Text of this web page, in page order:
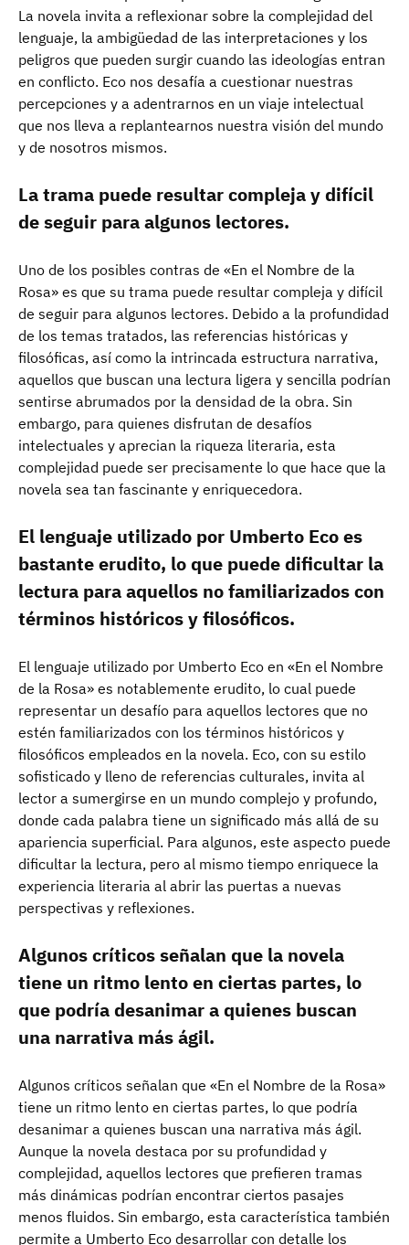
La novela invita a reflexionar sobre la complejidad del
lenguaje, la ambigüedad de las interpretaciones y los
peligros que pueden surgir cuando las ideologías entran
en conflicto. Eco nos desafía a cuestionar nuestras
percepciones y a adentrarnos en un viaje intelectual
que nos lleva a replantearnos nuestra visión del mundo
y de nosotros mismos.
La trama puede resultar compleja y difícil
de seguir para algunos lectores.
Uno de los posibles contras de «En el Nombre de la
Rosa» es que su trama puede resultar compleja y difícil
de seguir para algunos lectores. Debido a la profundidad
de los temas tratados, las referencias históricas y
filosóficas, así como la intrincada estructura narrativa,
aquellos que buscan una lectura ligera y sencilla podrían
sentirse abrumados por la densidad de la obra. Sin
embargo, para quienes disfrutan de desafíos
intelectuales y aprecian la riqueza literaria, esta
complejidad puede ser precisamente lo que hace que la
novela sea tan fascinante y enriquecedora.
El lenguaje utilizado por Umberto Eco es
bastante erudito, lo que puede dificultar la
lectura para aquellos no familiarizados con
términos históricos y filosóficos.
El lenguaje utilizado por Umberto Eco en «En el Nombre
de la Rosa» es notablemente erudito, lo cual puede
representar un desafío para aquellos lectores que no
estén familiarizados con los términos históricos y
filosóficos empleados en la novela. Eco, con su estilo
sofisticado y lleno de referencias culturales, invita al
lector a sumergirse en un mundo complejo y profundo,
donde cada palabra tiene un significado más allá de su
apariencia superficial. Para algunos, este aspecto puede
dificultar la lectura, pero al mismo tiempo enriquece la
experiencia literaria al abrir las puertas a nuevas
perspectivas y reflexiones.
Algunos críticos señalan que la novela
tiene un ritmo lento en ciertas partes, lo
que podría desanimar a quienes buscan
una narrativa más ágil.
Algunos críticos señalan que «En el Nombre de la Rosa»
tiene un ritmo lento en ciertas partes, lo que podría
desanimar a quienes buscan una narrativa más ágil.
Aunque la novela destaca por su profundidad y
complejidad, aquellos lectores que prefieren tramas
más dinámicas podrían encontrar ciertos pasajes
menos fluidos. Sin embargo, esta característica también
permite a Umberto Eco desarrollar con detalle los